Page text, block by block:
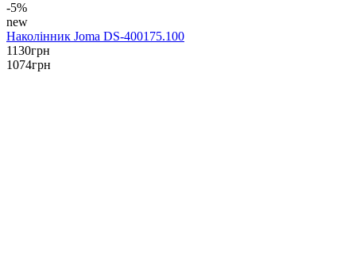
-5%
new
Наколінник Joma DS-400175.100
1130грн
1074грн